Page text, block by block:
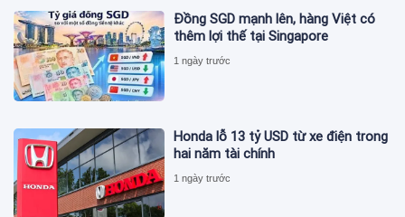
Đồng SGD mạnh lên, hàng Việt có
thêm lợi thế tại Singapore
1 ngày trước
Honda lỗ 13 tỷ USD từ xe điện trong
hai năm tài chính
1 ngày trước